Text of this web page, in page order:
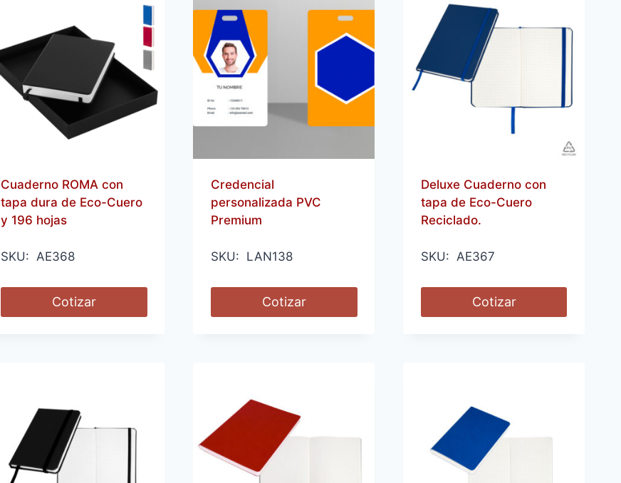
Cuaderno ROMA con
tapa dura de Eco-Cuero
y 196 hojas
SKU: AE368
Cotizar
Credencial
personalizada PVC
Premium
SKU: LAN138
Cotizar
Deluxe Cuaderno con
tapa de Eco-Cuero
Reciclado.
SKU: AE367
Cotizar